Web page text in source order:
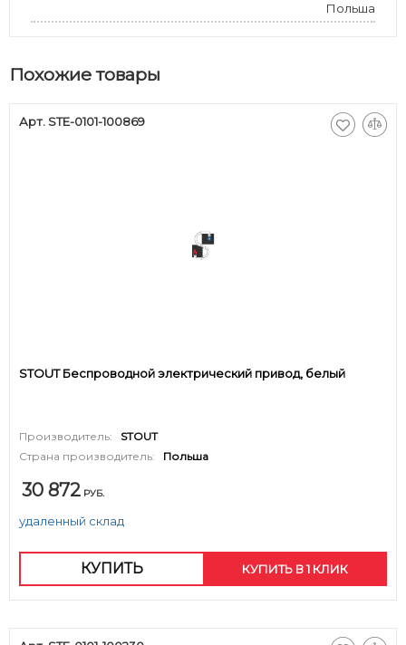
Польша
Похожие товары
Арт. STE-0101-100869
STOUT Беспроводной электрический привод, белый
Производитель:
STOUT
Страна производитель:
Польша
30 872 РУБ.
удаленный склад
КУПИТЬ КУПИТЬ В 1 КЛИК